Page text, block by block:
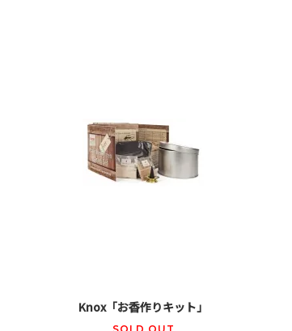
Knox「お香作りキット」